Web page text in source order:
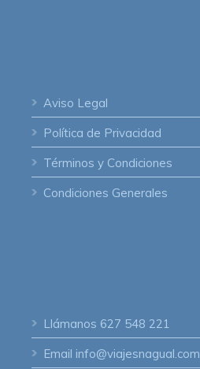
Aviso Legal
Política de Privacidad
Términos y Condiciones
Condiciones Generales
Llámanos 627 548 221
Email info@viajesnagual.com